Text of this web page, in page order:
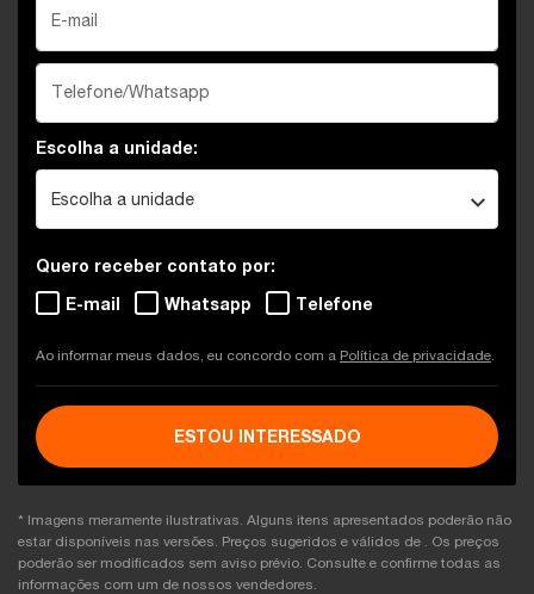
Escolha a unidade:
Escolha a unidade
Quero receber contato por:
E-mail
Whatsapp Telefone
Ao informar meus dados, eu concordo com a Política de privacidade.
ESTOU INTERESSADO
* Imagens meramente ilustrativas. Alguns itens apresentados poderão não
estar disponíveis nas versões. Preços sugeridos e válidos de . Os preços
poderão ser modificados sem aviso prévio. Consulte e confirme todas as
informações com um de nossos vendedores.